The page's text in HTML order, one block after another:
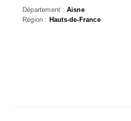
Département : Aisne
Région : Hauts-de-France